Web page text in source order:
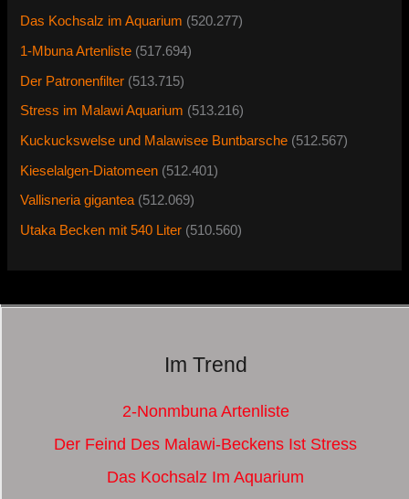
Das Kochsalz im Aquarium (520.277)
1-Mbuna Artenliste (517.694)
Der Patronenfilter (513.715)
Stress im Malawi Aquarium (513.216)
Kuckuckswelse und Malawisee Buntbarsche (512.567)
Kieselalgen-Diatomeen (512.401)
Vallisneria gigantea (512.069)
Utaka Becken mit 540 Liter (510.560)
Im Trend
2-Nonmbuna Artenliste
Der Feind Des Malawi-Beckens Ist Stress
Das Kochsalz Im Aquarium